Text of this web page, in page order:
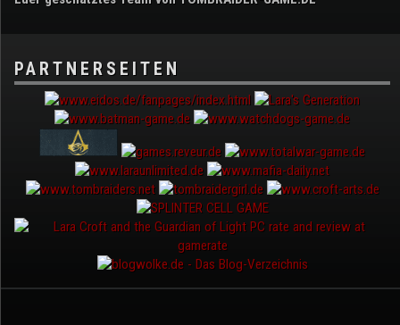
PARTNERSEITEN